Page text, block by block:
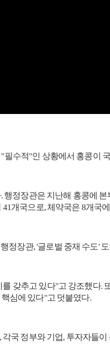
수적"인 상황에서 홍콩이
정장관은 지난해 홍콩에
개국으로, 체약국은 8개국
갖추고 있다"고 강조했다.
심에 있다"고 덧붙였다.
국 정부와 기업, 투자자들